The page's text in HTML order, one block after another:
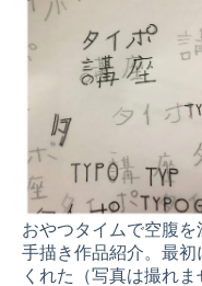
おやつタイムで空腹
手描き作品紹介。最
くれた（写真は撮れ